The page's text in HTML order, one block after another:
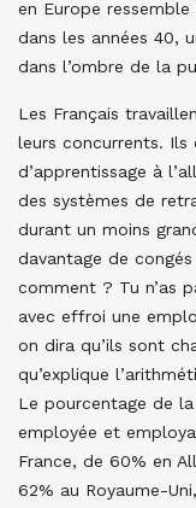
en Europe
dans les années 40,
dans l’ombre de la
Les Français
leurs concurrents.
d’apprentissage à
des systèmes de
durant un moins
davantage de
comment ? Tu n’as
avec effroi une
on dira qu’ils sont
qu’explique
Le pourcentage de
employée et
France, de 60% en
62% au Royaume-